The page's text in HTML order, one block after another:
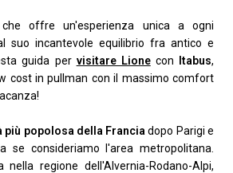
offre un'esperienza unica a ogni
suo incantevole equilibrio fra antico e
guida per visitare Lionecon Itabus,
cost in pullman con il massimo comfort
più popolosa della Francia dopo Parigi e
se consideriamo l'area metropolitana.
regione dell'Alvernia-Rodano-Alpi,